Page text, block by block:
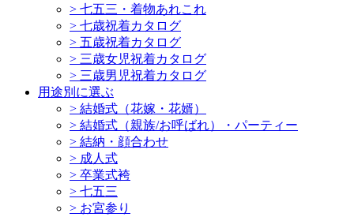
> 七五三・着物あれこれ
> 七歳祝着カタログ
> 五歳祝着カタログ
> 三歳女児祝着カタログ
> 三歳男児祝着カタログ
用途別に選ぶ
> 結婚式（花嫁・花婿）
> 結婚式（親族/お呼ばれ）・パーティー
> 結納・顔合わせ
> 成人式
> 卒業式袴
> 七五三
> お宮参り